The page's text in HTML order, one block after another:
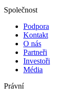
Společnost
Podpora
Kontakt
O nás
Partneři
Investoři
Média
Právní